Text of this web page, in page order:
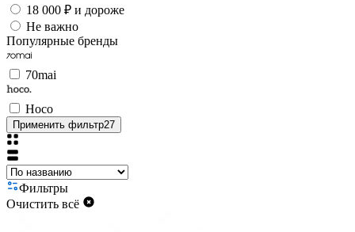
18 000 ₽ и дороже
Не важно
Популярные бренды
70mai
Hoco
Применить фильтр27
Фильтры
Очистить всё